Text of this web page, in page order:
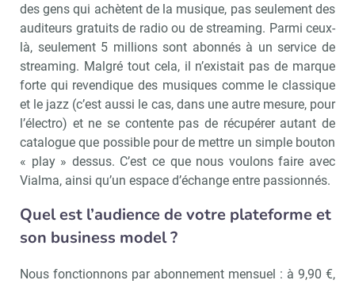
des gens qui achètent de la musique, pas seulement des
auditeurs gratuits de radio ou de streaming. Parmi ceux-
là, seulement 5 millions sont abonnés à un service de
streaming. Malgré tout cela, il n’existait pas de marque
forte qui revendique des musiques comme le classique
et le jazz (c’est aussi le cas, dans une autre mesure, pour
l’électro) et ne se contente pas de récupérer autant de
catalogue que possible pour de mettre un simple bouton
« play » dessus. C’est ce que nous voulons faire avec
Vialma, ainsi qu’un espace d’échange entre passionnés.
Quel est l’audience de votre plateforme et
son business model ?
Nous fonctionnons par abonnement mensuel : à 9,90 €,